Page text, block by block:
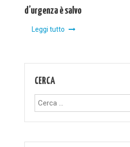
d’urgenza è salvo
Leggi tutto
CERCA